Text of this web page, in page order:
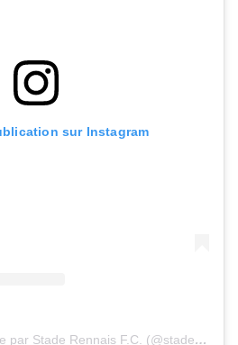
sur Instagram
Une publication partagée par Stade Rennais F.C. (@staderennaisfc)